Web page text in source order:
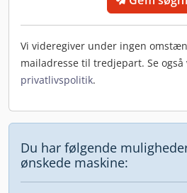
Vi videregiver under ingen
mailadresse til tredjepart. Se også
privatlivspolitik.
Du har følgende
ønskede maskine: